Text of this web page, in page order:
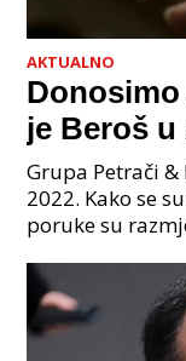
AKTUALNO
je Beroš
sljedeći
Grupa Petrači
2022. Kako se
poruke su